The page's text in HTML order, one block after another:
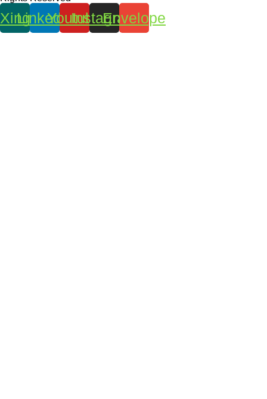
XingLinkedinYoutube
Instagram
Envelope